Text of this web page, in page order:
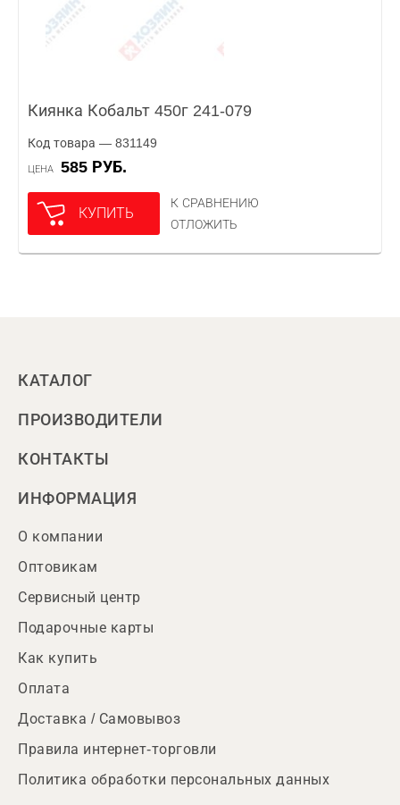
Киянка Кобальт 450г 241-079
Код товара — 831149
ЦЕНА 585 РУБ.
КУПИТЬ
К СРАВНЕНИЮ
ОТЛОЖИТЬ
КАТАЛОГ
ПРОИЗВОДИТЕЛИ
КОНТАКТЫ
ИНФОРМАЦИЯ
О компании
Оптовикам
Сервисный центр
Подарочные карты
Как купить
Оплата
Доставка / Самовывоз
Правила интернет-торговли
Политика обработки персональных данных